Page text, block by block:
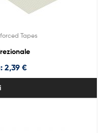
Tapes
2,39 €